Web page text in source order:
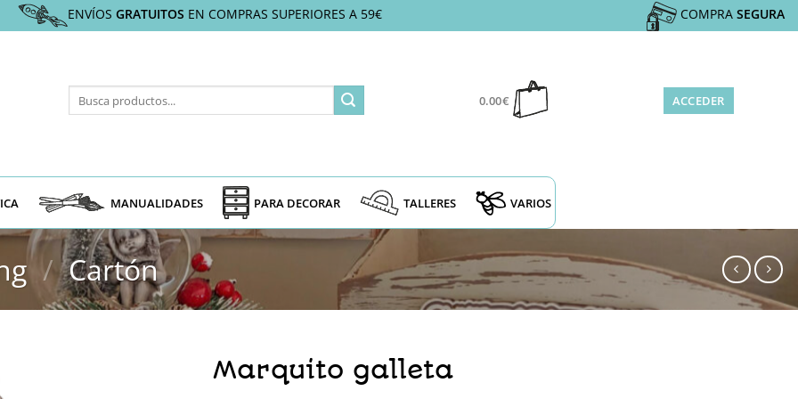
ENVÍOS GRATUITOS EN COMPRAS SUPERIORES A 59€ COMPRA SEGURA
por:
0.00€ ACCEDER
MANUALIDADES PARA DECORAR TALLERES VARIOS
/ Cartón
Marquito galleta